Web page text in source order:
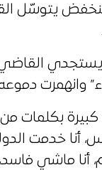
يتوسّل
القاضي
وانهمرت
بكلمات من
من سنة 1977 وأنا خدام،